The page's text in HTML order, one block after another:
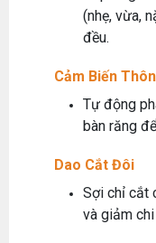
(nhẹ, vừa,
đều.
Cảm Biến
Tự động
bàn răng
Dao Cắt Đôi
Sợi chỉ cắt
và giảm chi